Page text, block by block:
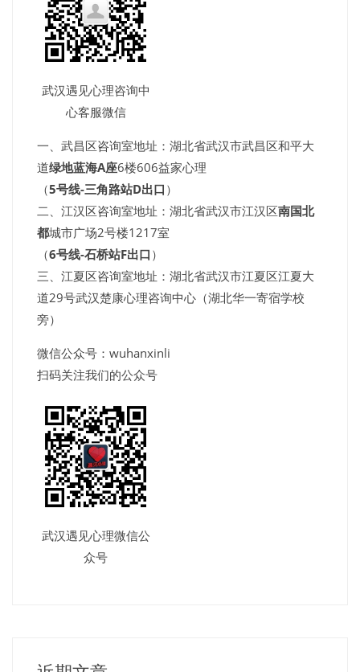
武汉遇见心理咨询中
心客服微信
一、武昌区咨询室地址：湖北省武汉市武昌区和平大
道绿地蓝海A座6楼606益家心理
（5号线-三角路站D出口 ）
二、江汉区咨询室地址：湖北省武汉市江汉区南国北
都城市广场2号楼1217室
（6号线-石桥站F出口 ）
三、江夏区咨询室地址：湖北省武汉市江夏区江夏大
道29号武汉楚康心理咨询中心（湖北华一寄宿学校
旁）
微信公众号：wuhanxinli
扫码关注我们的公众号
武汉遇见心理微信公
众号